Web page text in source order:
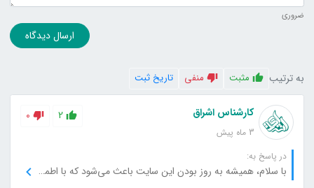
ضروری
ارسال دیدگاه
به ترتیب مثبت منفی تاریخ ثبت
کارشناس اشراق
3 ماه پیش
2
0
در پاسخ به:
با سلام، همیشه به روز بودن این سایت باعث می‌شود که با اطمینان از آن استفاده کنم، از تلاش‌های شما سپاسگزارم.